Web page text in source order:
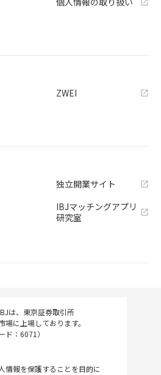
ZWEI
独立開業サイト
IBJマッチングアプリ
研究室
は、東京証券取引所
場に上場しております。
ド：6071）
情報を保護することを目的に